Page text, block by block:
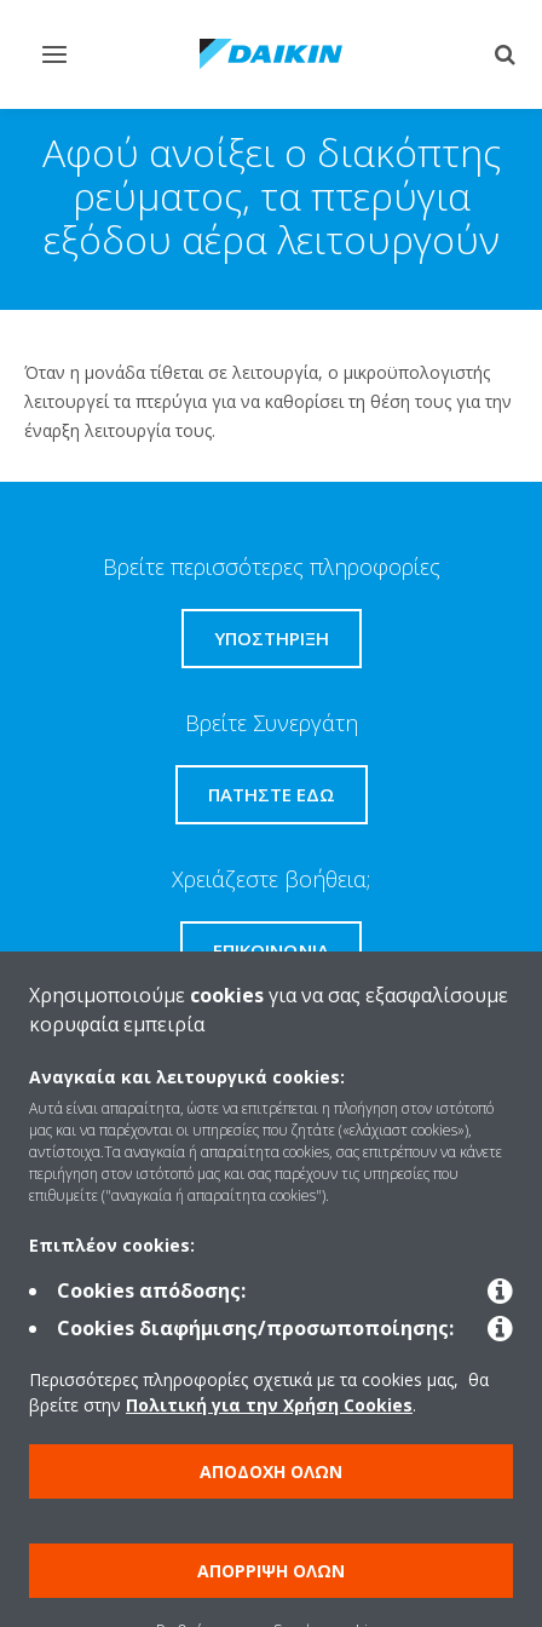
Εναλλαγή
πλοήγηση
Αφού ανοίξει ο διακόπτης
ρεύματος, τα πτερύγια
εξόδου αέρα λειτουργούν
Όταν η μονάδα τίθεται σε λειτουργία, ο μικροϋπολογιστής
λειτουργεί τα πτερύγια για να καθορίσει τη θέση τους για την
έναρξη λειτουργία τους.
Βρείτε περισσότερες πληροφορίες
ΥΠΟΣΤΗΡΙΞΗ
Βρείτε Συνεργάτη
ΠΑΤΉΣΤΕ ΕΔΏ
Χρειάζεστε βοήθεια;
ΕΠΙΚΟΙΝΩΝΊΑ
Ποιοι είμαστε
Λύσεις
Επικοινωνία
Προϊόντα
Copyright © Daikin
Ανακοίνωση νομικού περιεχομένου
ΠΟΛΙΤΙΚΗ ΧΡΗΣΗΣ COOKIES
Πολιτική Προστασίας Δεδομένων
Εταιρική δεοντολογία
Data Act
Χρησιμοποιούμε cookiesγια να σας εξασφαλίσουμε
κορυφαία εμπειρία
Αναγκαία και λειτουργικά cookies:
Αυτά είναι απαραίτητα, ώστε να επιτρέπεται η πλοήγηση στον ιστότοπό
μας και να παρέχονται οι υπηρεσίες που ζητάτε («ελάχιαστ cookies»),
αντίστοιχα.Τα αναγκαία ή απαραίτητα cookies, σας επιτρέπουν να κάνετε
περιήγηση στον ιστότοπό μας και σας παρέχουν τις υπηρεσίες που
επιθυμείτε ("αναγκαία ή απαραίτητα cookies").
Επιπλέον cookies:
Cookies απόδοσης:
Cookies διαφήμισης/προσωποποίησης:
Περισσότερες πληροφορίες σχετικά με τα cookies μας, θα
βρείτε στην Πολιτική για την Χρήση Cookies.
ΑΠΟΔΟΧΉ ΌΛΩΝ
ΑΠΌΡΡΙΨΗ ΌΛΩΝ